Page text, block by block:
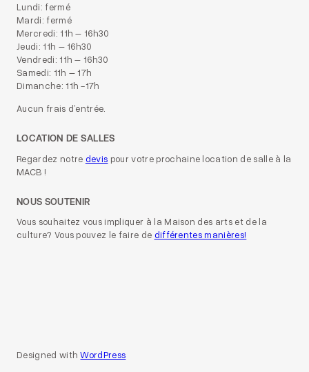
Lundi: fermé
Mardi: fermé
Mercredi: 11h – 16h30
Jeudi: 11h – 16h30
Vendredi: 11h – 16h30
Samedi: 11h – 17h
Dimanche: 11h -17h
Aucun frais d’entrée.
LOCATION DE SALLES
Regardez notre devis pour votre prochaine location de salle à la
MACB !
NOUS SOUTENIR
Vous souhaitez vous impliquer à la Maison des arts et de la
culture? Vous pouvez le faire de différentes manières!
Designed withWordPress